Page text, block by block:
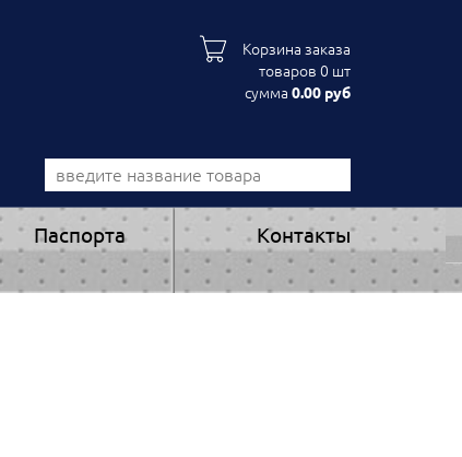
Корзина заказа
товаров 0 шт
сумма 0.00 руб
Паспорта Контакты